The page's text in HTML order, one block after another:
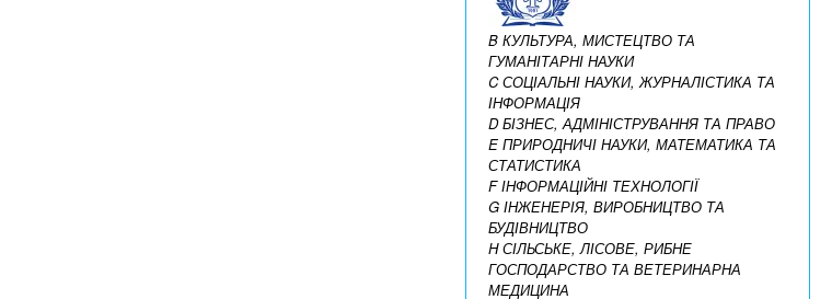
B КУЛЬТУРА, МИСТЕЦТВО ТА
ГУМАНІТАРНІ НАУКИ
C СОЦІАЛЬНІ НАУКИ, ЖУРНАЛІСТИКА ТА
ІНФОРМАЦІЯ
D БІЗНЕС, АДМІНІСТРУВАННЯ ТА ПРАВО
E ПРИРОДНИЧІ НАУКИ, МАТЕМАТИКА ТА
СТАТИСТИКА
F ІНФОРМАЦІЙНІ ТЕХНОЛОГІЇ
G ІНЖЕНЕРІЯ, ВИРОБНИЦТВО ТА
БУДІВНИЦТВО
H СІЛЬСЬКЕ, ЛІСОВЕ, РИБНЕ
ГОСПОДАРСТВО ТА ВЕТЕРИНАРНА
МЕДИЦИНА